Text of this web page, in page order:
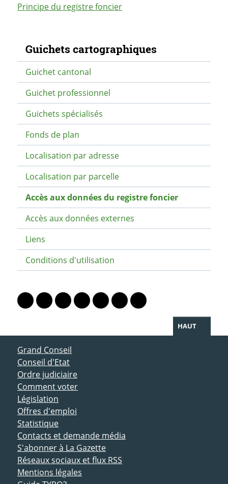
Principe du registre foncier
Navigation secondaire
Guichets cartographiques
Guichet cantonal
Guichet professionnel
Guichets spécialisés
Fonds de plan
Localisation par adresse
Localisation par parcelle
Accès aux données du registre foncier
Accès aux données externes
Liens
Conditions d'utilisation
Lien vers le profil Mastodon
Lien vers le profil Bluesky
Lien vers le profil Instagram
Lien vers le profil Linkedin
Lien vers le profil Facebook
Lien vers le profil Twitter
Partager par WhatsApp
HAUT
ACCÈS DIRECT
Grand Conseil
Conseil d'Etat
Ordre judiciaire
Comment voter
Législation
Offres d'emploi
Statistique
Contacts et demande média
S'abonner à La Gazette
Réseaux sociaux et flux RSS
Mentions légales